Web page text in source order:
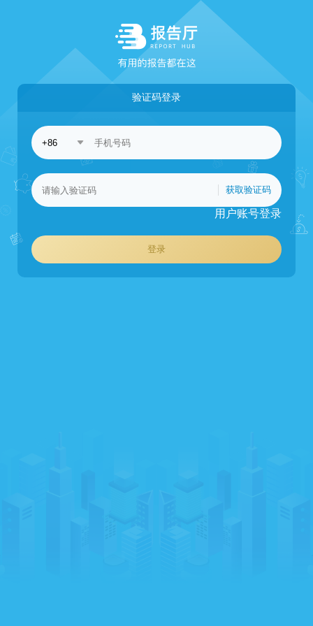
验证码登录
获取验证码
用户账号登录
登录